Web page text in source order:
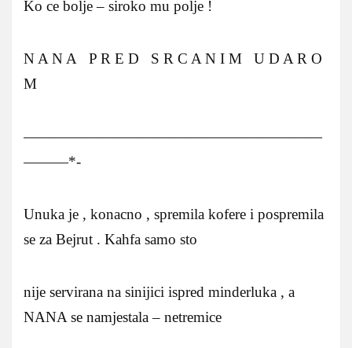
Ko ce bolje – siroko mu polje !
N A N A P R E D S R C A N I M U D A R O
M
————————————————————
———*-
Unuka je , konacno , spremila kofere i pospremila
se za Bejrut . Kahfa samo sto
nije servirana na sinijici ispred minderluka , a
NANA se namjestala – netremice